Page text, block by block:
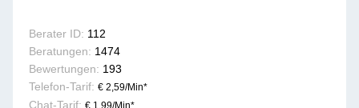
Berater ID: 112
Beratungen: 1474
Bewertungen: 193
Telefon-Tarif: € 2,59/Min*
Chat-Tarif: € 1,99/Min*